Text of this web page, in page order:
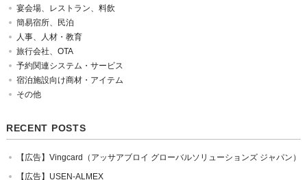
宴会場、レストラン、料飲
簡易宿所、民泊
人事、人材・教育
旅行会社、OTA
予約関連システム・サービス
宿泊施設向け商材・アイテム
その他
RECENT POSTS
【広告】Vingcard（アッサアブロイ グローバルソリューションズ ジャパン）
【広告】USEN-ALMEX